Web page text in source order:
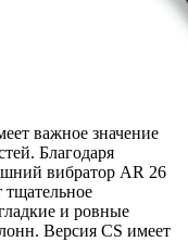
важное значение
Благодаря
вибратор AR 26
тщательное
и ровные
Версия CS имеет